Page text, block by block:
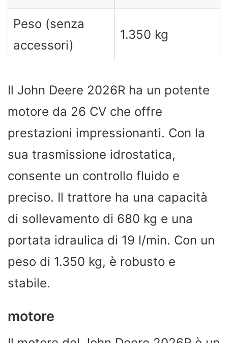
Peso (senza
accessori)
1.350 kg
Il John Deere 2026R ha un potente
motore da 26 CV che offre
prestazioni impressionanti. Con la
sua trasmissione idrostatica,
consente un controllo fluido e
preciso. Il trattore ha una capacità
di sollevamento di 680 kg e una
portata idraulica di 19 l/min. Con un
peso di 1.350 kg, è robusto e
stabile.
motore